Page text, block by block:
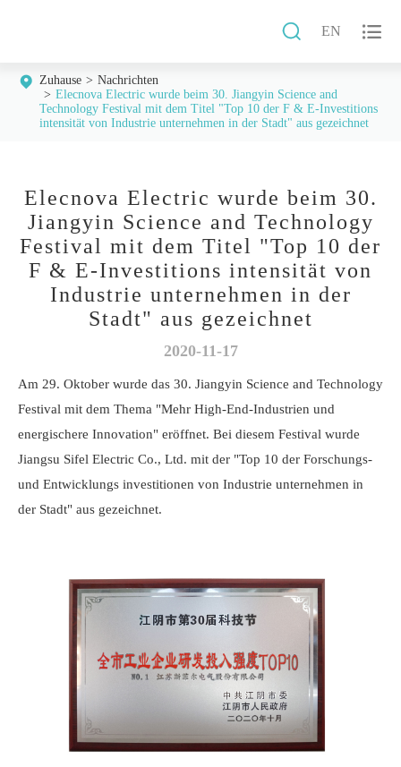
 EN 
Zuhause
Nachrichten
Elecnova Electric wurde beim 30. Jiangyin Science and
Technology Festival mit dem Titel "Top 10 der F & E-Investitions
intensität von Industrie unternehmen in der Stadt" aus gezeichnet
Elecnova Electric wurde beim 30.
Jiangyin Science and Technology
Festival mit dem Titel "Top 10 der
F & E-Investitions intensität von
Industrie unternehmen in der
Stadt" aus gezeichnet
2020-11-17
Am 29. Oktober wurde das 30. Jiangyin Science and Technology
Festival mit dem Thema "Mehr High-End-Industrien und
energischere Innovation" eröffnet. Bei diesem Festival wurde
Jiangsu Sifel Electric Co., Ltd. mit der "Top 10 der Forschungs-
und Entwicklungs investitionen von Industrie unternehmen in
der Stadt" aus gezeichnet.